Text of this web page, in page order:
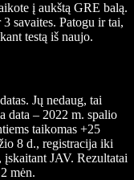
į aukštą GRE balą.
savaites. Patogu ir tai,
testą iš naujo.
Jų nedaug, tai
data – 2022 m. spalio
taikomas +25
8 d., registracija iki
JAV. Rezultatai
mėn.